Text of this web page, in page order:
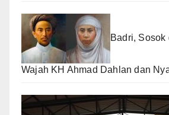
Badri,
Wajah KH Ahmad Dahlan dan